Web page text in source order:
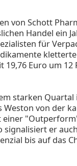
von Schott
Handel ein
für
Euro um 12
starken Quartal
Weston von der
einer
signalisiert er
bis auf das